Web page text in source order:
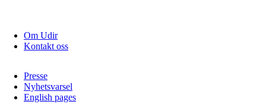
Om Udir
Kontakt oss
Presse
Nyhetsvarsel
English pages